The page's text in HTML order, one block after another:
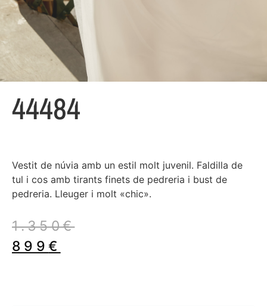
44484
Vestit de núvia amb un estil molt juvenil. Faldilla de
tul i cos amb tirants finets de pedreria i bust de
pedreria. Lleuger i molt «chic».
1.350€
899€